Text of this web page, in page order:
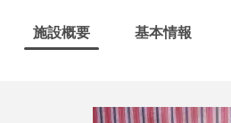
施設概要 基本情報